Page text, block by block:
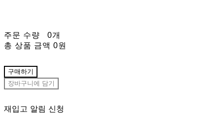
주문 수량
0개
총 상품 금액 0원
구매하기
장바구니에 담기
재입고 알림 신청